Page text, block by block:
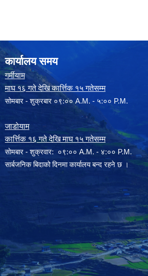
कार्यालय समय
गर्मीयाम
माघ १६ गते देखि कार्त्तिक १५ गतेसम्म
सोमबार - शुक्रबार ०९:०० A.M. - ५:०० P.M.
जाडोयाम
कार्त्तिक १६ गते देखि माघ १५ गतेसम्म
साेमबार - शुक्रवार: ०९:०० A.M. - ४:०० P.M.
सार्बजनिक बिदाको दिनमा कार्यालय बन्द रहने छ ।